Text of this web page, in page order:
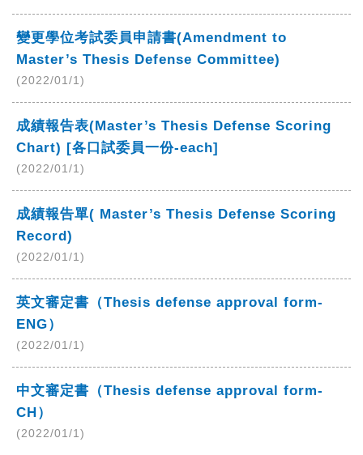
變更學位考試委員申請書(Amendment to
Master’s Thesis Defense Committee)
(2022/01/1)
成績報告表(Master’s Thesis Defense Scoring
Chart) [各口試委員一份-each]
(2022/01/1)
成績報告單( Master’s Thesis Defense Scoring
Record)
(2022/01/1)
英文審定書（Thesis defense approval form-
ENG）
(2022/01/1)
中文審定書（Thesis defense approval form-
CH）
(2022/01/1)